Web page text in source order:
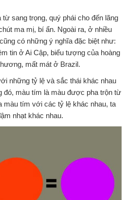
sang trọng, quý phái cho đến lãng
ma mị, bí ẩn. Ngoài ra, ở nhiều
có những ý nghĩa đặc biệt như:
tin ở Ai Cập, biểu tượng của hoàng
mất mát ở Brazil.
những tỷ lệ và sắc thái khác nhau
đó, màu tím là màu được pha trộn từ
màu tím với các tỷ lệ khác nhau, ta
nhạt khác nhau.